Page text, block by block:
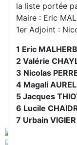
la liste portée
Maire : Eric
1er Adjoint :
1 Eric
2 Valérie
3 Nicolas
4 Magali AUREL
5 Jacques
6 Lucile
7 Urbain VIGIER